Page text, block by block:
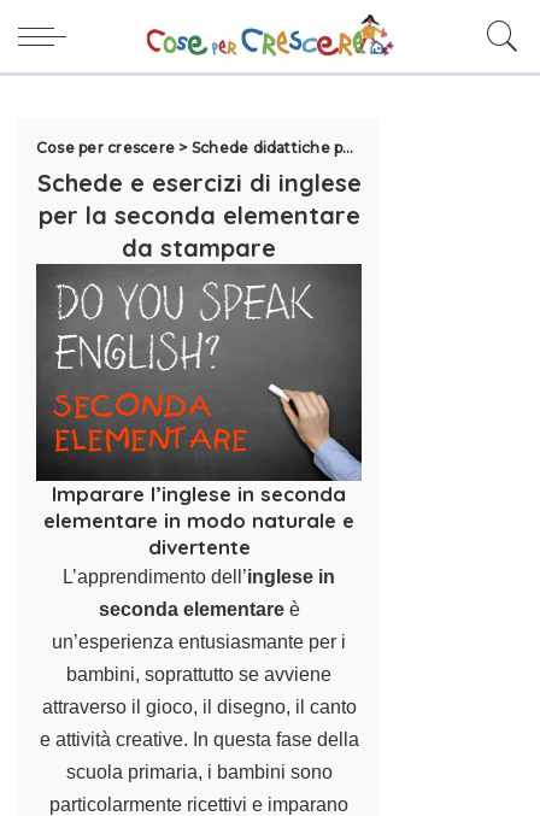
Cose per crescere > Schede didattiche per la scuola
Schede e esercizi di inglese
per la seconda elementare
da stampare
Imparare l’inglese in seconda
elementare in modo naturale e
divertente
L’apprendimento dell’inglese in
seconda elementareè
un’esperienza entusiasmante per i
bambini, soprattutto se avviene
attraverso il gioco, il disegno, il canto
e attività creative. In questa fase della
scuola primaria, i bambini sono
particolarmente ricettivi e imparano